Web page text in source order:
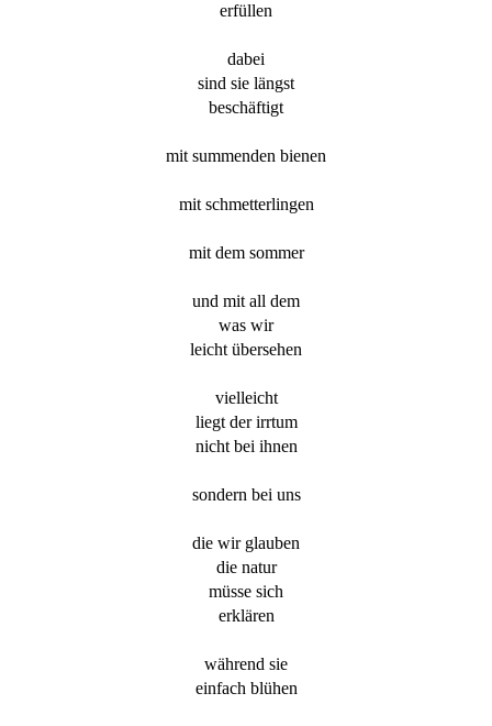
erfüllen
dabei
sind sie längst
beschäftigt
mit summenden bienen
mit schmetterlingen
mit dem sommer
und mit all dem
was wir
leicht übersehen
vielleicht
liegt der irrtum
nicht bei ihnen
sondern bei uns
die wir glauben
die natur
müsse sich
erklären
während sie
einfach blühen